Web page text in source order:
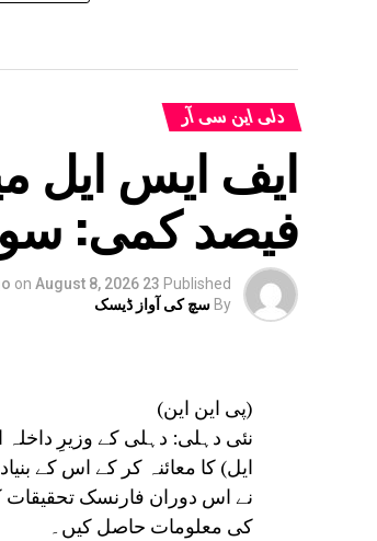
دلی این سی آر
فیصد کمی:
Published
23 hours ago
on August 8, 2026
By سچ کی آواز ڈیسک
(پی این این)
نئی دہلی: دہلی کے وزیرِ
ایل) کا معائنہ کر کے اس کے
نے اس دوران فارنسک تحقیقات
کی معلومات حاصل کیں۔